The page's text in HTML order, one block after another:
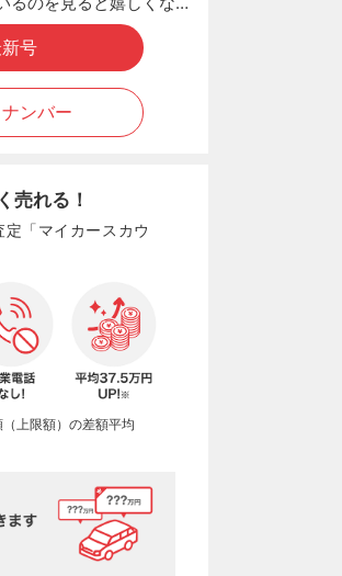
号
ンバー
売れる！
「マイカースカウ
上限額）の差額平均